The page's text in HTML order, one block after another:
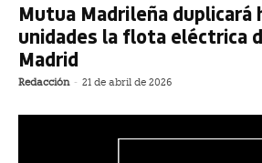
Mutua Madrileña duplicará
unidades la flota eléctrica
Madrid
Redacción - 21 de abril de 2026